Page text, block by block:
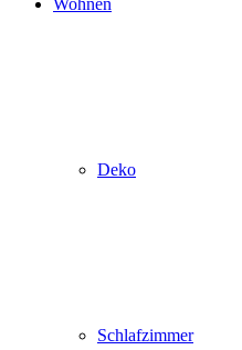
Wohnen
Deko
Schlafzimmer